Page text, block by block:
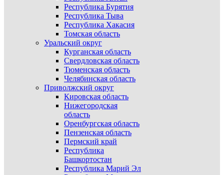
Республика Бурятия
Республика Тыва
Республика Хакасия
Томская область
Уральский округ
Курганская область
Свердловская область
Тюменская область
Челябинская область
Приволжский округ
Кировская область
Нижегородская
область
Оренбургская область
Пензенская область
Пермский край
Республика
Башкортостан
Республика Марий Эл